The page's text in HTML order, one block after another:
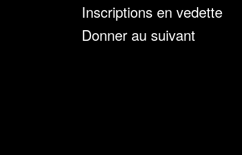
Inscriptions en vedette
Donner au suivant